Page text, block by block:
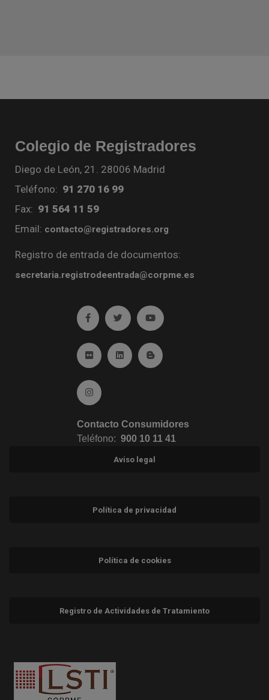
Colegio de Registradores
Diego de León, 21. 28006 Madrid
Teléfono: 91 270 16 99
Fax: 91 564 11 59
Email: contacto@registradores.org
Registro de entrada de documentos:
secretaria.registrodeentrada@corpme.es
Ir a facebook (abre en ventana nueva)
Ir a twitter (abre en ventana nueva)
Ir a YouTube (abre en
Ir a Flickr (abre en ventana nueva)
Ir a Linkedin (abre en ventana nueva)
Ir al Blog (abre en ventana
Ir a Instagram (abre en ventana nueva)
Contacto Consumidores
Teléfono: 900 10 11 41
Aviso legal
Política de privacidad
Política de cookies
Registro de Actividades de Tratamiento